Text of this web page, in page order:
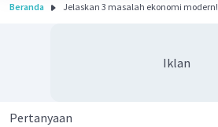
Beranda Jelaskan 3 masalah ekonomi modern!
Iklan
Pertanyaan